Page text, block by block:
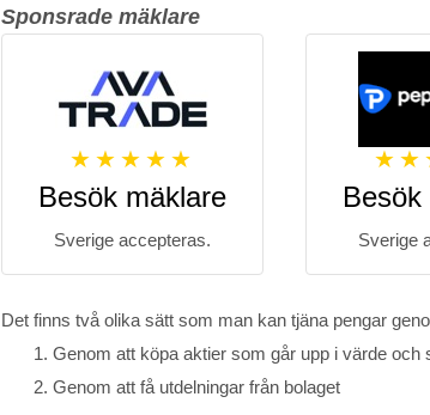
Sponsrade mäklare
Besök mäklare
Sverige accepteras. Sverige
Det finns två olika sätt som man kan tjäna pengar
Genom att köpa aktier som går upp i värde och
Genom att få utdelningar från bolaget